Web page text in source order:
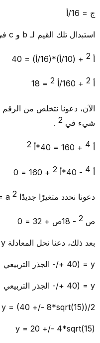
ج = 16/أ
استبدال تلك القيم لـ b و c في المعادلة (1):
2 + (10/أ)*(16/أ) = 40
2+ 160/أ 2
= 18
الآن، دعونا نتخلص من الرقم
شيء في
.
4+ 160 = 40*أ 2
أ4- 40*أ 2
+ 160 = 0
دعونا نحدد متغيرًا جديدًا y = a2
ص 2- 18ص + 32 = 0
بعد ذلك، دعنا نحل المعادلة y باستخدام الصيغة التربيعية:
y = (40 +/- الجذر التربيعي (1600-640))/2
y = (40 +/- الجذر التربيعي (960))/2
y = (40 +/- 8*sqrt(15))/2
y = 20 +/- 4*sqrt(15)